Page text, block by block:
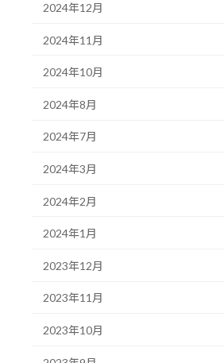
2024年12月
2024年11月
2024年10月
2024年8月
2024年7月
2024年3月
2024年2月
2024年1月
2023年12月
2023年11月
2023年10月